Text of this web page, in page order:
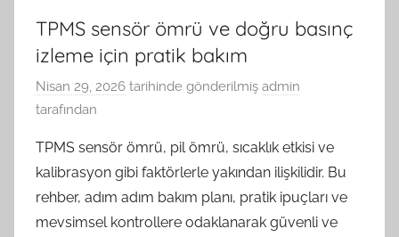
TPMS sensör ömrü ve doğru basınç
izleme için pratik bakım
Nisan 29, 2026 tarihinde gönderilmiş admin
tarafından
TPMS sensör ömrü, pil ömrü, sıcaklık etkisi ve
kalibrasyon gibi faktörlerle yakından ilişkilidir. Bu
rehber, adım adım bakım planı, pratik ipuçları ve
mevsimsel kontrollere odaklanarak güvenli ve